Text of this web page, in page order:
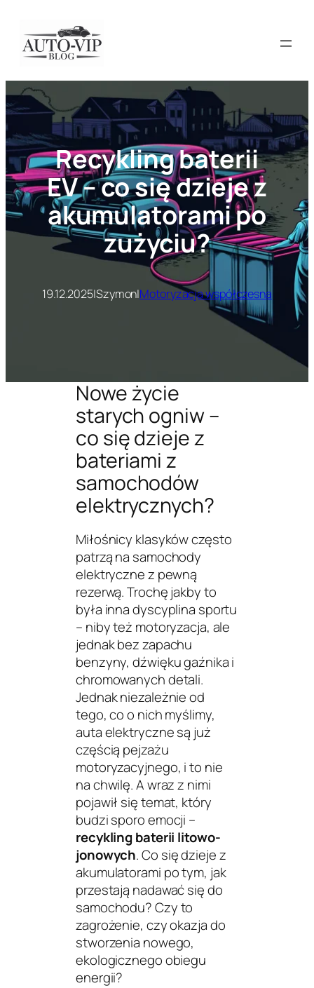
treści
Recykling baterii
EV – co się dzieje z
akumulatorami po
zużyciu?
19.12.2025|Szymon|Motoryzacja współczesna
Nowe życie
starych ogniw –
co się dzieje z
bateriami z
samochodów
elektrycznych?
Miłośnicy klasyków często
patrzą na samochody
elektryczne z pewną
rezerwą. Trochę jakby to
była inna dyscyplina sportu
– niby też motoryzacja, ale
jednak bez zapachu
benzyny, dźwięku gaźnika i
chromowanych detali.
Jednak niezależnie od
tego, co o nich myślimy,
auta elektryczne są już
częścią pejzażu
motoryzacyjnego, i to nie
na chwilę. A wraz z nimi
pojawił się temat, który
budzi sporo emocji –
recykling baterii litowo-
jonowych. Co się dzieje z
akumulatorami po tym, jak
przestają nadawać się do
samochodu? Czy to
zagrożenie, czy okazja do
stworzenia nowego,
ekologicznego obiegu
energii?